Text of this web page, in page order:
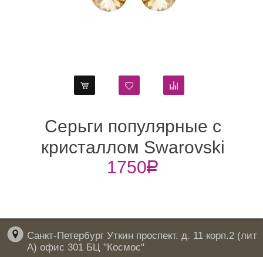
Серьги популярные с
кристаллом Swarovski
Янтарный
1750R
Санкт-Петербург Уткин проспект. д. 11 корп.2 (лит
А) офис 301 БЦ "Космос"